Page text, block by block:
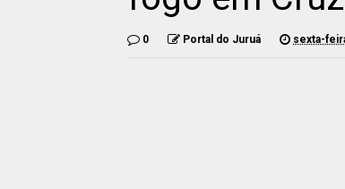
0 Portal do Juruá sexta-